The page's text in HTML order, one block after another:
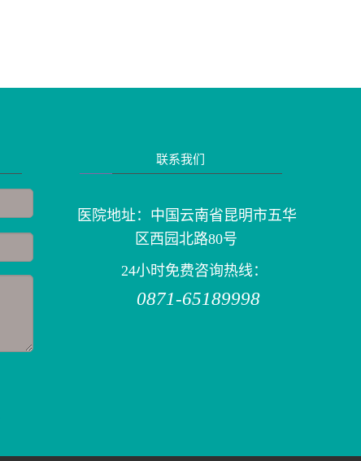
联系我们
医院地址：中国云南省昆明市五华
区西园北路80号
24小时免费咨询热线：
0871-65189998